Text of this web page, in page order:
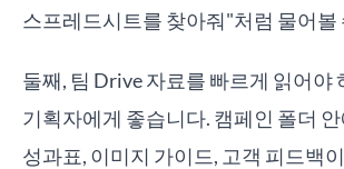
스프레드시트를 찾아줘"처럼 물어볼
둘째, 팀 Drive 자료를 빠르게 읽어야
기획자에게 좋습니다. 캠페인 폴더
성과표, 이미지 가이드, 고객 피드백